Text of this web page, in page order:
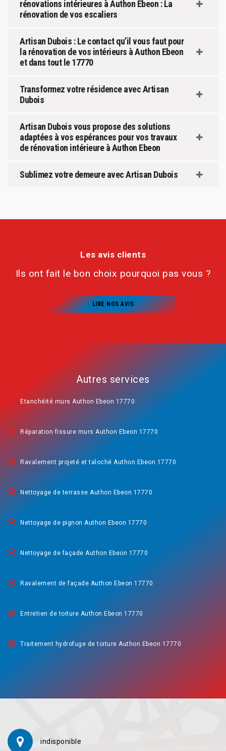
rénovations intérieures à Authon Ebeon : La
rénovation de vos escaliers
Artisan Dubois : Le contact qu’il vous faut pour
la rénovation de vos intérieurs à Authon Ebeon
et dans tout le 17770
Transformez votre résidence avec Artisan
Dubois
Artisan Dubois vous propose des solutions
adaptées à vos espérances pour vos travaux
de rénovation intérieure à Authon Ebeon
Sublimez votre demeure avec Artisan Dubois
Les avis clients
Ils ont fait le bon choix pourquoi pas vous ?
LIRE NOS AVIS
Autres services
Etanchéité murs Authon Ebeon 17770
Réparation fissure murs Authon Ebeon 17770
Ravalement projeté et taloché Authon Ebeon 17770
Nettoyage de terrasse Authon Ebeon 17770
Nettoyage de pignon Authon Ebeon 17770
Nettoyage de façade Authon Ebeon 17770
Ravalement de façade Authon Ebeon 17770
Entretien de toiture Authon Ebeon 17770
Traitement hydrofuge de toiture Authon Ebeon 17770
indisponible